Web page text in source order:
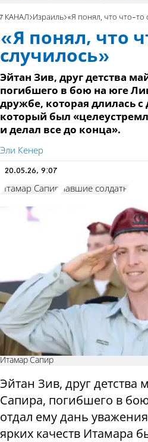
7 КАНАЛ Израиль «Я понял, что что-то
«Я понял, что
случилось»
Эйтан Зив, друг детства
погибшего в бою на юге
дружбе, которая длилась с
который был
и делал все до конца».
Эли Кенер
20.05.26, 9:07
Итамар Сапир павшие солдаты
Итамар Сапир
Эйтан Зив, друг детства
Сапира, погибшего в
отдал ему дань
ярких качеств Итамара